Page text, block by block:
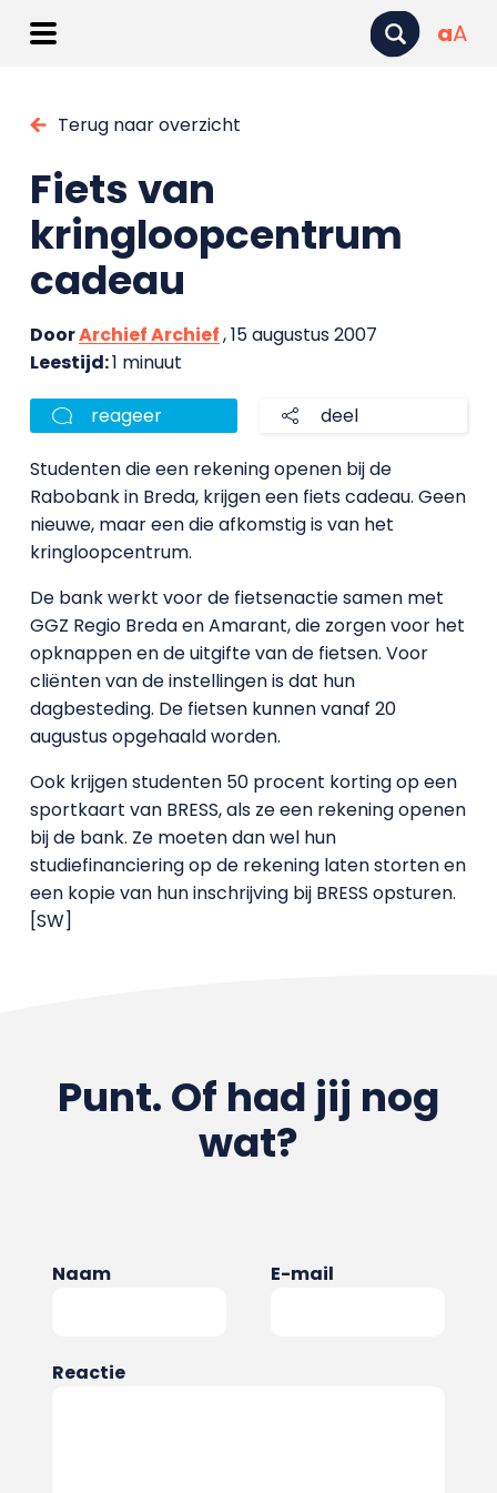
aA
Terug naar overzicht
Fiets van
kringloopcentrum
cadeau
DoorArchief Archief, 15 augustus 2007
Leestijd:1 minuut
reageer deel
Studenten die een rekening openen bij de
Rabobank in Breda, krijgen een fiets cadeau. Geen
nieuwe, maar een die afkomstig is van het
kringloopcentrum.
De bank werkt voor de fietsenactie samen met
GGZ Regio Breda en Amarant, die zorgen voor het
opknappen en de uitgifte van de fietsen. Voor
cliënten van de instellingen is dat hun
dagbesteding. De fietsen kunnen vanaf 20
augustus opgehaald worden.
Ook krijgen studenten 50 procent korting op een
sportkaart van BRESS, als ze een rekening openen
bij de bank. Ze moeten dan wel hun
studiefinanciering op de rekening laten storten en
een kopie van hun inschrijving bij BRESS opsturen.
[SW]
Punt. Of had jij nog
wat?
Naam E-mail
Reactie